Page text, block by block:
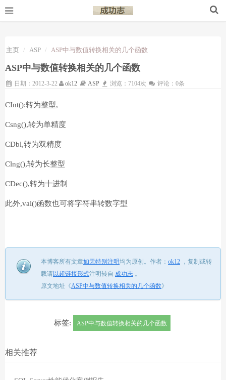
主页 ASP ASP中与数值转换相关的几个函数
ASP中与数值转换相关的几个函数
日期：2012-3-22 ok12 ASP 浏览：7104次 评论：0条
CInt():转为整型,
Csng(),转为单精度
CDbl,转为双精度
Clng(),转为长整型
CDec(),转为十进制
此外,val()函数也可将字符串转数字型
本博客所有文章如无特别注明均为原创。 作者： ok12 ， 复制或转
载请以超链接形式注明转自 成功志 。
原文地址《ASP中与数值转换相关的几个函数》
标签: ASP中与数值转换相关的几个函数
相关推荐